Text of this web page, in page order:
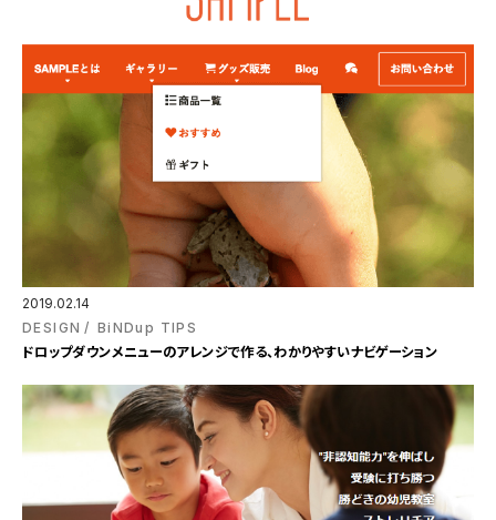
2019.02.14
DESIGN
BiNDup TIPS
ドロップダウンメニューのアレンジで作る、わかりやすいナビゲーション